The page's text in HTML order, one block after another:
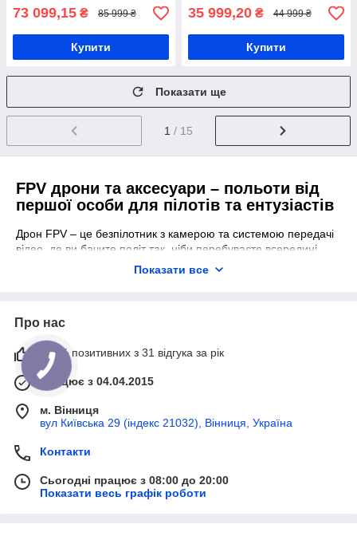
73 099,15 ₴ 85 999 ₴
Купити
35 999,20 ₴ 44 999 ₴
Купити
Показати ще
1 / 15
FPV дрони та аксесуари – польоти від
першої особи для пілотів та ентузіастів
Дрон FPV – це безпілотник з камерою та системою передачі
відео, де ви бачите політ так, ніби перебуваєте всередині.
Зображення з FPV дрона передається на окуляри або екран
Така система підходить не лише для розваг. Безпілотник
використовують для зйомки, огляду територій, роботи у
складних умовах, військової справи. Ви одразу бачите
результат і можете швидко реагувати.
Щоб система працювала стабільно, важливо правильно
відбувається без збоїв.
Ми радимо почати з придбання готового комплекту. Це
простіше, ніж збирати все окремо. У ньому вже підібрані
сумісні деталі, і ви швидше розберетеся в управлінні.
Показати все
Про нас
100% позитивних з 31 відгука за рік
Працює з 04.04.2015
м. Вінниця
вул Київська 29 (індекс 21032), Вінниця, Україна
Контакти
Сьогодні працює з 08:00 до 20:00
Показати весь графік роботи